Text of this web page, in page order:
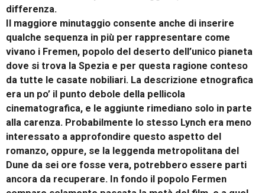
differenza.
Il maggiore minutaggio consente anche di inserire
qualche sequenza in più per rappresentare come
vivano i Fremen, popolo del deserto dell’unico pianeta
dove si trova la Spezia e per questa ragione conteso
da tutte le casate nobiliari. La descrizione etnografica
era un po’ il punto debole della pellicola
cinematografica, e le aggiunte rimediano solo in parte
alla carenza. Probabilmente lo stesso Lynch era meno
interessato a approfondire questo aspetto del
romanzo, oppure, se la leggenda metropolitana del
Dune da sei ore fosse vera, potrebbero essere parti
ancora da recuperare. In fondo il popolo Fermen